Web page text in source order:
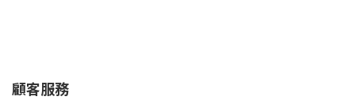
顧客服務